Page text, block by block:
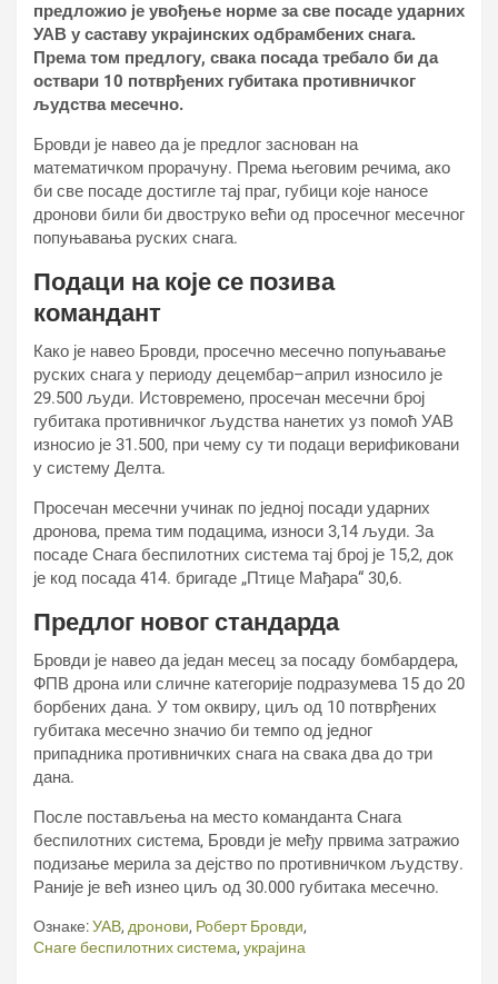
предложио је увођење норме за све посаде ударних
УАВ у саставу украјинских одбрамбених снага.
Према том предлогу, свака посада требало би да
оствари 10 потврђених губитака противничког
људства месечно.
Бровди је навео да је предлог заснован на
математичком прорачуну. Према његовим речима, ако
би све посаде достигле тај праг, губици које наносе
дронови били би двоструко већи од просечног месечног
попуњавања руских снага.
Подаци на које се позива
командант
Како је навео Бровди, просечно месечно попуњавање
руских снага у периоду децембар–април износило је
29.500 људи. Истовремено, просечан месечни број
губитака противничког људства нанетих уз помоћ УАВ
износио је 31.500, при чему су ти подаци верификовани
у систему Делта.
Просечан месечни учинак по једној посади ударних
дронова, према тим подацима, износи 3,14 људи. За
посаде Снага беспилотних система тај број је 15,2, док
је код посада 414. бригаде „Птице Мађара“ 30,6.
Предлог новог стандарда
Бровди је навео да један месец за посаду бомбардера,
ФПВ дрона или сличне категорије подразумева 15 до 20
борбених дана. У том оквиру, циљ од 10 потврђених
губитака месечно значио би темпо од једног
припадника противничких снага на свака два до три
дана.
После постављења на место команданта Снага
беспилотних система, Бровди је међу првима затражио
подизање мерила за дејство по противничком људству.
Раније је већ изнео циљ од 30.000 губитака месечно.
Ознаке:УАВ, дронови, Роберт Бровди,
Снаге беспилотних система, украјина